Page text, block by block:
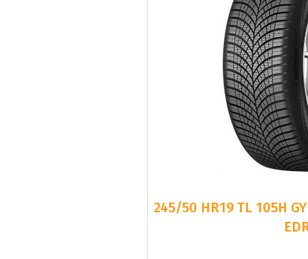
245/50 HR19 TL 105H GY